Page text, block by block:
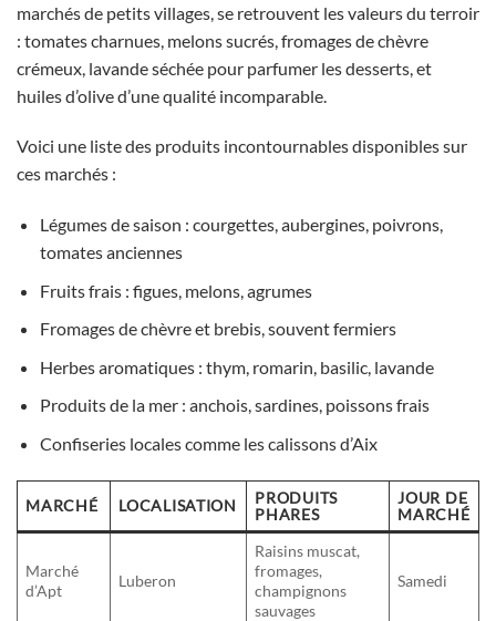
marchés de petits villages, se retrouvent les valeurs du terroir
: tomates charnues, melons sucrés, fromages de chèvre
crémeux, lavande séchée pour parfumer les desserts, et
huiles d’olive d’une qualité incomparable.
Voici une liste des produits incontournables disponibles sur
ces marchés :
Légumes de saison : courgettes, aubergines, poivrons,
tomates anciennes
Fruits frais : figues, melons, agrumes
Fromages de chèvre et brebis, souvent fermiers
Herbes aromatiques : thym, romarin, basilic, lavande
Produits de la mer : anchois, sardines, poissons frais
Confiseries locales comme les calissons d’Aix
MARCHÉ LOCALISATION
PRODUITS
PHARES
JOUR DE
MARCHÉ
Marché
d’Apt
Luberon
Raisins muscat,
fromages,
champignons
sauvages
Samedi